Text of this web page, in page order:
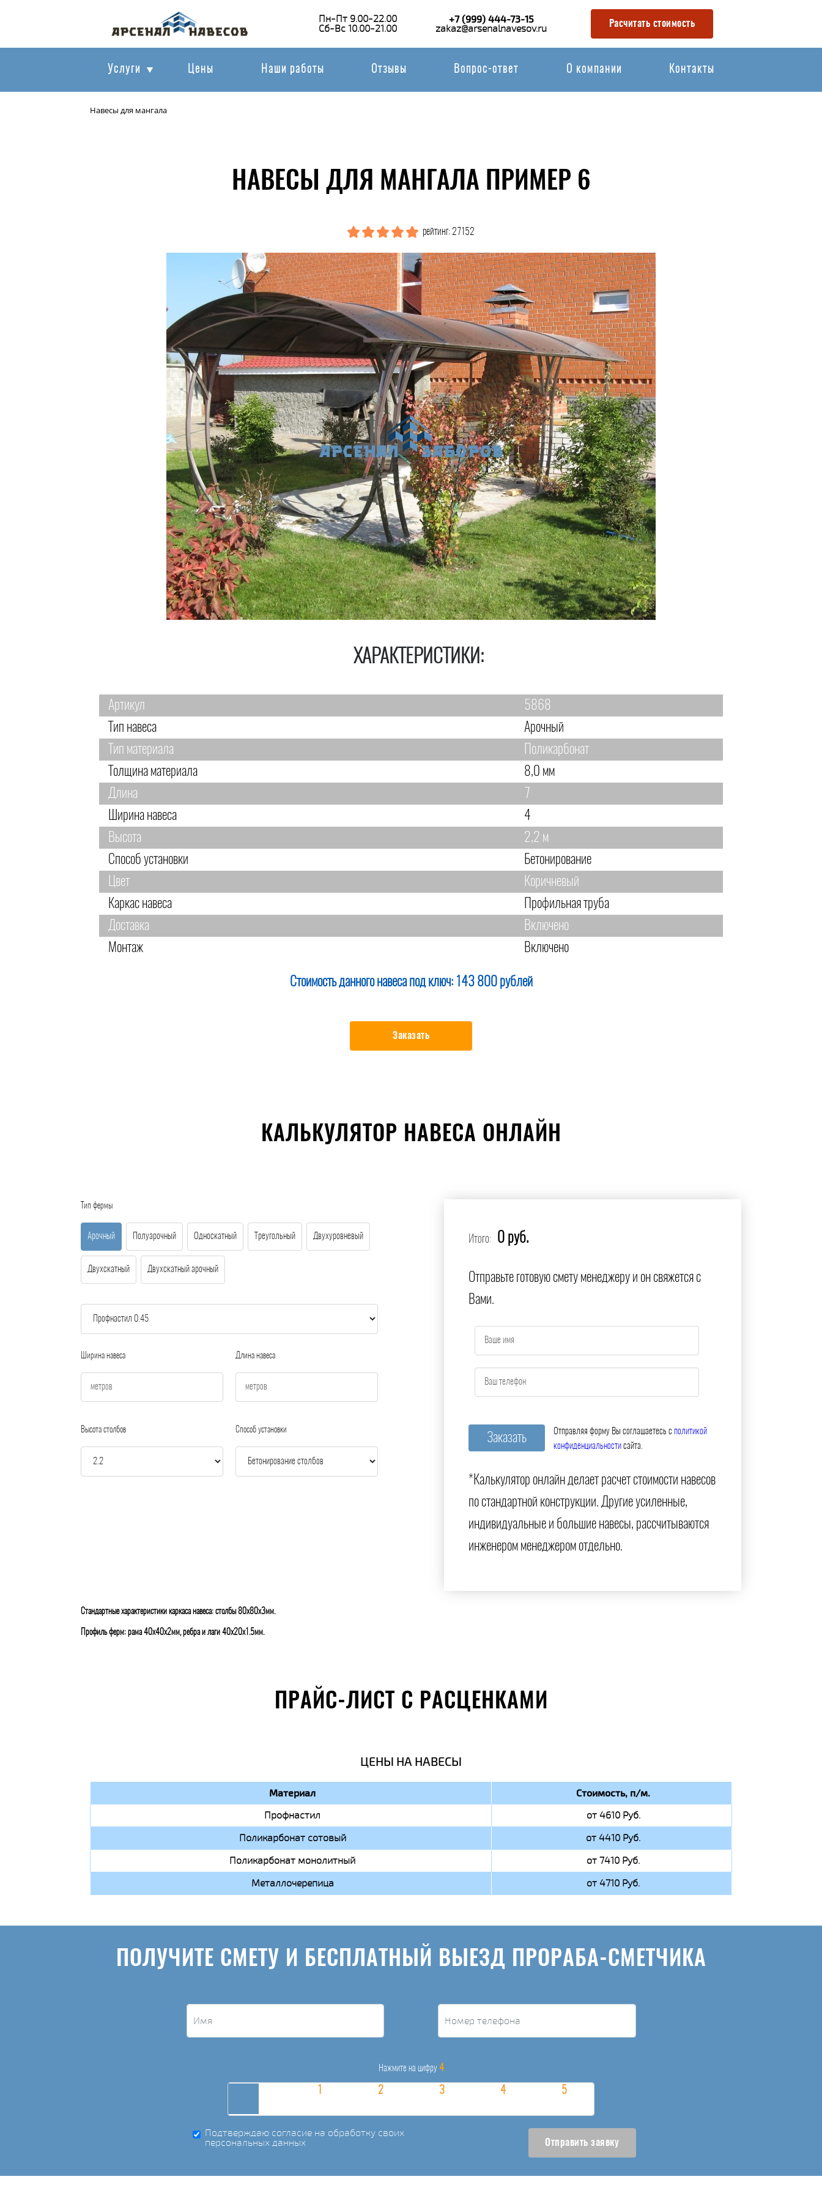
Пн-Пт 9.00-22.00
Сб-Вс 10.00-21.00
+7 (999) 444-73-15
zakaz@arsenalnavesov.ru Расчитать стоимость
Услуги Цены Наши работы Отзывы Вопрос-ответ О компании Контакты
Навесы для мангала
НАВЕСЫ ДЛЯ МАНГАЛА ПРИМЕР 6
рейтинг: 27152
ХАРАКТЕРИСТИКИ:
Артикул
5868
Тип навеса
Арочный
Тип материала
Поликарбонат
Толщина материала
8,0 мм
Длина
7
Ширина навеса
4
Высота
2,2 м
Способ установки
Бетонирование
Цвет
Коричневый
Каркас навеса
Профильная труба
Доставка
Включено
Монтаж
Включено
Стоимость данного навеса под ключ: 143 800 рублей
Заказать
КАЛЬКУЛЯТОР НАВЕСА ОНЛАЙН
Тип фермы
Арочный Полуарочный Односкатный Треугольный Двухуровневый
Двухскатный Двухскатный арочный
Ширина навеса Длина навеса
Высота столбов Способ установки
Итого: 0 руб.
Отправьте готовую смету менеджеру и он свяжется с
Вами.
Отправляя форму Вы соглашаетесь с политикой
конфиденциальности сайта.
*Калькулятор онлайн делает расчет стоимости навесов
по стандартной конструкции. Другие усиленные,
индивидуальные и большие навесы, рассчитываются
инженером менеджером отдельно.
Стандартные характеристики каркаса навеса: столбы 80х80х3мм.
Профиль ферм: рама 40х40х2мм, ребра и лаги 40х20х1.5мм.
ПРАЙС-ЛИСТ С РАСЦЕНКАМИ
ЦЕНЫ НА НАВЕСЫ
Материал Стоимость, п/м.
Профнастил
от 4610 Руб.
Поликарбонат сотовый
от 4410 Руб.
Поликарбонат монолитный
от 7410 Руб.
Металлочерепица
от 4710 Руб.
ПОЛУЧИТЕ СМЕТУ И БЕСПЛАТНЫЙ ВЫЕЗД ПРОРАБА-СМЕТЧИКА
Нажмите на цифру 4
Подтверждаю согласие на обработку своих
персональных данных Отправить заявку